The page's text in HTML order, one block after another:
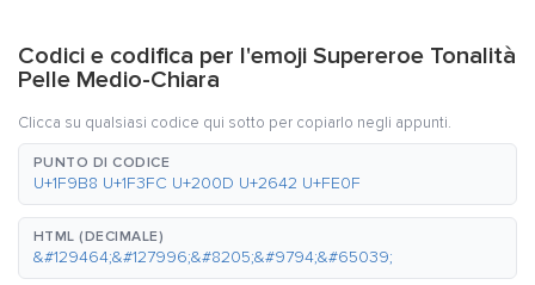
Codici e codifica per l'emoji Supereroe Tonalità
Pelle Medio-Chiara
Clicca su qualsiasi codice qui sotto per copiarlo negli appunti.
PUNTO DI CODICE
U+1F9B8 U+1F3FC U+200D U+2642 U+FE0F
HTML (DECIMALE)
&#129464;&#127996;&#8205;&#9794;&#65039;